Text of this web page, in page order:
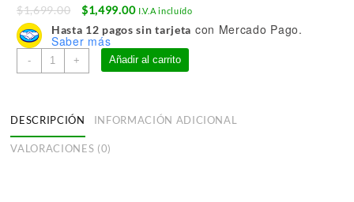
$1,699.00
Original
price
was:
$1,699.00.
$1,499.00Current
price
$1,499.00.
I.V.A incluído
Hasta 12 pagos sin tarjeta con Mercado Pago.
Saber más
-
Reflector
solar
ZL-
RS-
200W
+ Añadir al carrito
DESCRIPCIÓN INFORMACIÓN ADICIONAL
VALORACIONES (0)